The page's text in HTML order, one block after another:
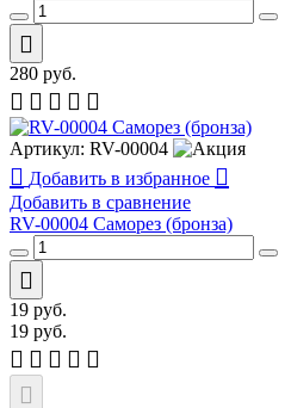
280 руб.
Артикул: RV-00004
Добавить в избранное
Добавить в сравнение
RV-00004 Саморез (бронза)
19 руб.
19 руб.